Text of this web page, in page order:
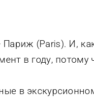
(Paris). И,
в году, потому
в